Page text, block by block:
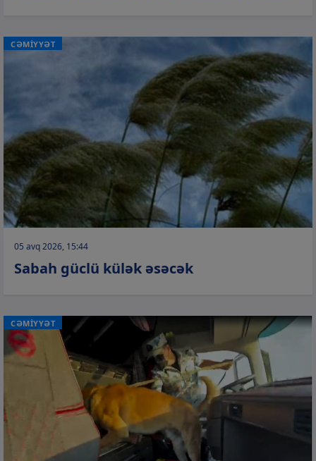
CƏMİYYƏT
05 avq 2026, 15:44
Sabah güclü külək əsəcək
CƏMİYYƏT